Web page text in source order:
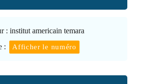
: institut americain temara
:
Afficher le numéro